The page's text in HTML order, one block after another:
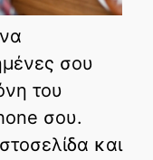
σου
του
σου.
και